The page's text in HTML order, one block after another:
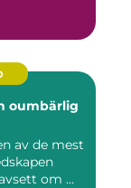
oumbärlig
av de mest
om ...